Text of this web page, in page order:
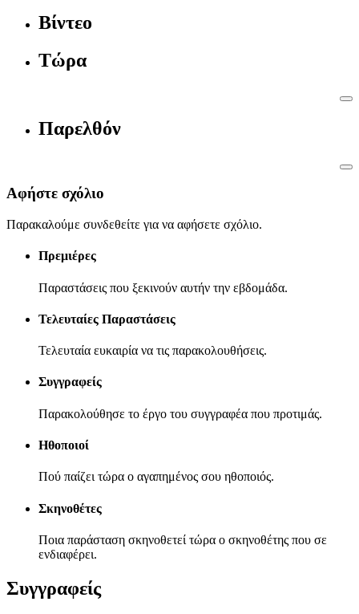
Βίντεο
Τώρα
Παρελθόν
Αφήστε σχόλιο
Παρακαλούμε συνδεθείτε για να αφήσετε σχόλιο.
Πρεμιέρες
Παραστάσεις που ξεκινούν αυτήν την εβδομάδα.
Τελευταίες Παραστάσεις
Τελευταία ευκαιρία να τις παρακολουθήσεις.
Συγγραφείς
Παρακολούθησε το έργο του συγγραφέα που προτιμάς.
Ηθοποιοί
Πού παίζει τώρα ο αγαπημένος σου ηθοποιός.
Σκηνοθέτες
Ποια παράσταση σκηνοθετεί τώρα ο σκηνοθέτης που σε
ενδιαφέρει.
Συγγραφείς